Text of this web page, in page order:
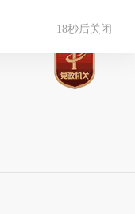
18秒后关闭